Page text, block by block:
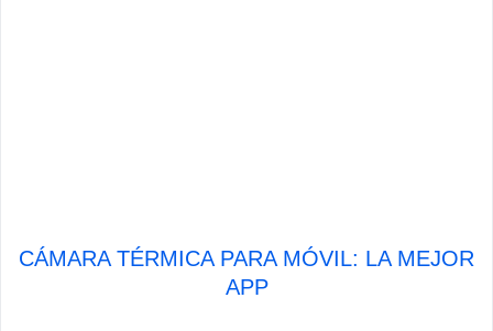
CÁMARA TÉRMICA PARA MÓVIL: LA MEJOR
APP